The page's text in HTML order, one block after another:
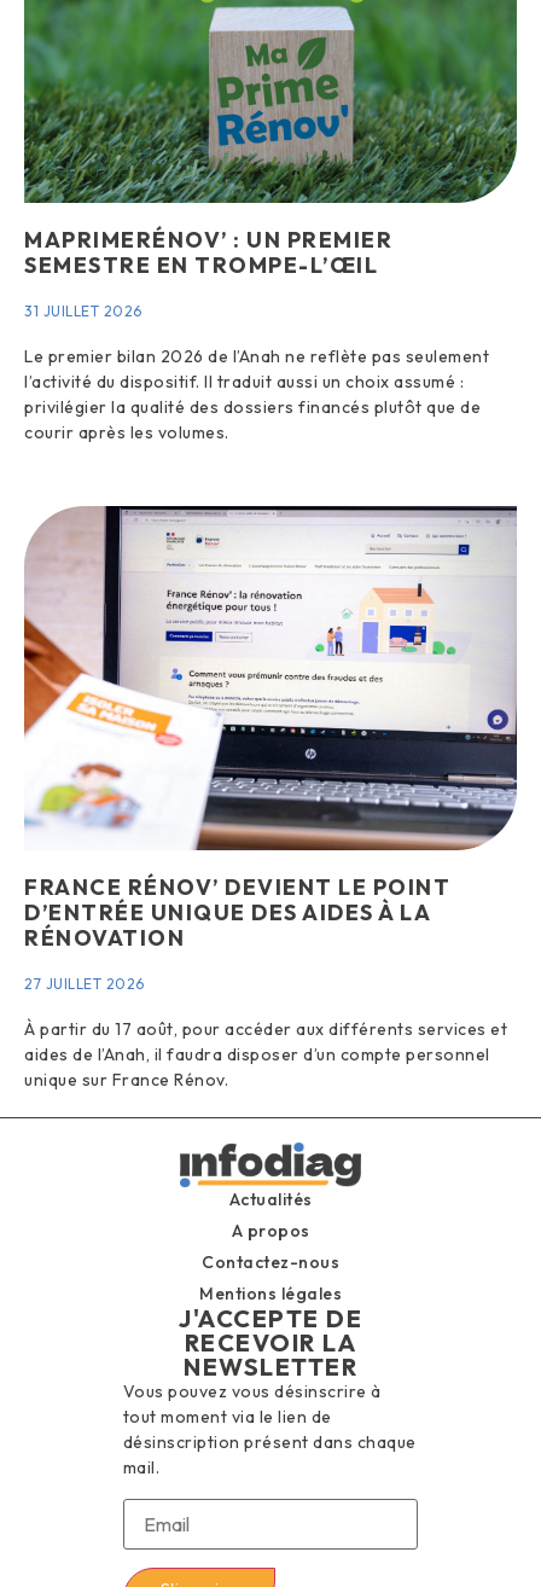
MAPRIMERÉNOV’ : UN PREMIER
SEMESTRE EN TROMPE-L’ŒIL
31 JUILLET 2026
Le premier bilan 2026 de l’Anah ne reflète pas seulement
l’activité du dispositif. Il traduit aussi un choix assumé :
privilégier la qualité des dossiers financés plutôt que de
courir après les volumes.
FRANCE RÉNOV’ DEVIENT LE POINT
D’ENTRÉE UNIQUE DES AIDES À LA
RÉNOVATION
27 JUILLET 2026
À partir du 17 août, pour accéder aux différents services et
aides de l’Anah, il faudra disposer d’un compte personnel
unique sur France Rénov.
Actualités
A propos
Contactez-nous
Mentions légales
J'ACCEPTE DE
RECEVOIR LA
NEWSLETTER
Vous pouvez vous désinscrire à
tout moment via le lien de
désinscription présent dans chaque
mail.